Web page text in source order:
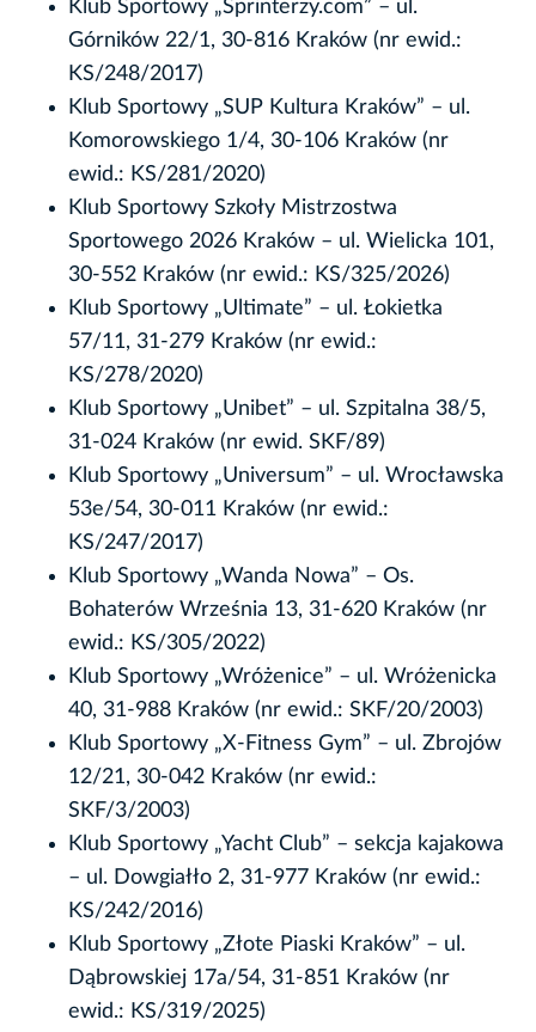
Klub Sportowy „Sprinterzy.com” – ul.
Górników 22/1, 30-816 Kraków (nr ewid.:
KS/248/2017)
Klub Sportowy „SUP Kultura Kraków” – ul.
Komorowskiego 1/4, 30-106 Kraków (nr
ewid.: KS/281/2020)
Klub Sportowy Szkoły Mistrzostwa
Sportowego 2026 Kraków – ul. Wielicka 101,
30-552 Kraków (nr ewid.: KS/325/2026)
Klub Sportowy „Ultimate” – ul. Łokietka
57/11, 31-279 Kraków (nr ewid.:
KS/278/2020)
Klub Sportowy „Unibet” – ul. Szpitalna 38/5,
31-024 Kraków (nr ewid. SKF/89)
Klub Sportowy „Universum” – ul. Wrocławska
53e/54, 30-011 Kraków (nr ewid.:
KS/247/2017)
Klub Sportowy „Wanda Nowa” – Os.
Bohaterów Września 13, 31-620 Kraków (nr
ewid.: KS/305/2022)
Klub Sportowy „Wróżenice” – ul. Wróżenicka
40, 31-988 Kraków (nr ewid.: SKF/20/2003)
Klub Sportowy „X-Fitness Gym” – ul. Zbrojów
12/21, 30-042 Kraków (nr ewid.:
SKF/3/2003)
Klub Sportowy „Yacht Club” – sekcja kajakowa
– ul. Dowgiałło 2, 31-977 Kraków (nr ewid.:
KS/242/2016)
Klub Sportowy „Złote Piaski Kraków” – ul.
Dąbrowskiej 17a/54, 31-851 Kraków (nr
ewid.: KS/319/2025)